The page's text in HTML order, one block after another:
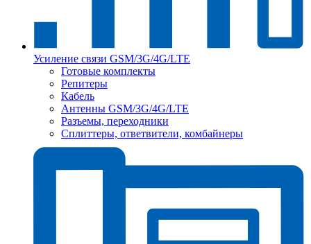
Усиление связи GSM/3G/4G/LTE
Готовые комплекты
Репитеры
Кабель
Антенны GSM/3G/4G/LTE
Разъемы, переходники
Сплиттеры, ответвители, комбайнеры